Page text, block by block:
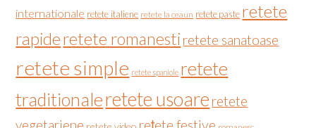
internationale retete italiene retete la ceaun retete paste retete
rapideretete romanesti retete sanatoase
retete simple retete spaniole retete
traditionaleretete usoare retete